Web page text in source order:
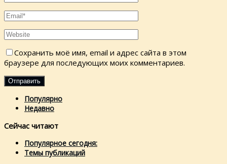
Сохранить моё имя, email и адрес сайта в этом
браузере для последующих моих комментариев.
Популярно
Недавно
Сейчас читают
Популярное сегодня:
Темы публикаций